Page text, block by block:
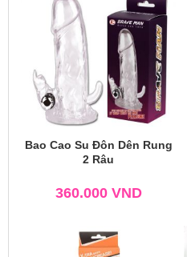
Bao Cao Su Đôn Dên Rung
2 Râu
360.000 VND